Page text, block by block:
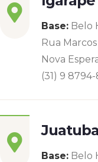
Base: Belo
Rua
Nova
(31) 9
Base: Belo